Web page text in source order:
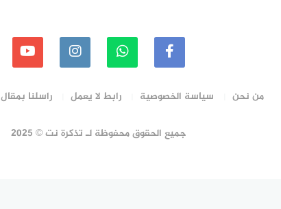
من نحن سياسة الخصوصية رابط لا يعمل راسلنا بمقال
جميع الحقوق محفوظة لـ تذكرة نت © 2025